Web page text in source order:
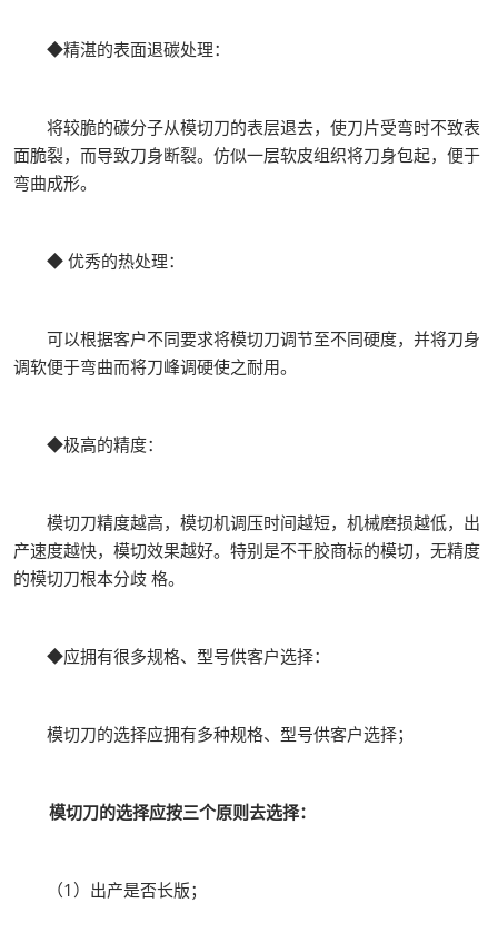
◆精湛的表面退碳处理：
将较脆的碳分子从模切刀的表层退去，使刀片受弯时不致表
面脆裂，而导致刀身断裂。仿似一层软皮组织将刀身包起，便于
弯曲成形。
◆ 优秀的热处理：
可以根据客户不同要求将模切刀调节至不同硬度，并将刀身
调软便于弯曲而将刀峰调硬使之耐用。
◆极高的精度：
模切刀精度越高，模切机调压时间越短，机械磨损越低，出
产速度越快，模切效果越好。特别是不干胶商标的模切，无精度
的模切刀根本分歧 格。
◆应拥有很多规格、型号供客户选择：
模切刀的选择应拥有多种规格、型号供客户选择；
模切刀的选择应按三个原则去选择：
（1）出产是否长版；